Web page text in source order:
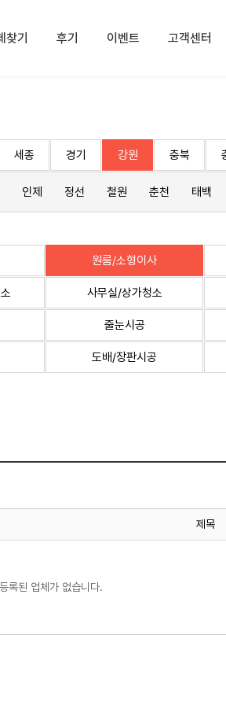
찾기 후기 이벤트 고객센터
세종 경기 강원 충북
인제 정선 철원 춘천 태백
원룸/소형이사
사무실/상가청소
줄눈시공
도배/장판시공
제목
등록된 업체가 없습니다.